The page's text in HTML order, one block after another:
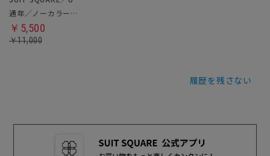
通年／ノーカラージャケット
￥5,500
￥11,000
履歴を残さない